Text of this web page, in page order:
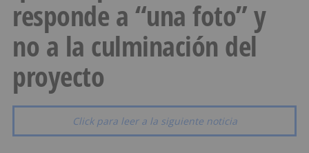
responde a “una foto” y
no a la culminación del
proyecto
Click para leer a la siguiente noticia